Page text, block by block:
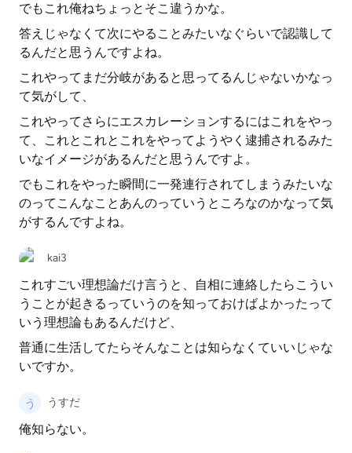
でもこれ俺ねちょっとそこ違うかな。
答えじゃなくて次にやることみたいなぐらいで認識して
るんだと思うんですよね。
これやってまだ分岐があると思ってるんじゃないかなっ
て気がして、
これやってさらにエスカレーションするにはこれをやっ
て、これとこれとこれをやってようやく逮捕されるみた
いなイメージがあるんだと思うんですよ。
でもこれをやった瞬間に一発連行されてしまうみたいな
のってこんなことあんのっていうところなのかなって気
がするんですよね。
kai3
これすごい理想論だけ言うと、自相に連絡したらこうい
うことが起きるっていうのを知っておけばよかったって
いう理想論もあるんだけど、
普通に生活してたらそんなことは知らなくていいじゃな
いですか。
うすだ
俺知らない。